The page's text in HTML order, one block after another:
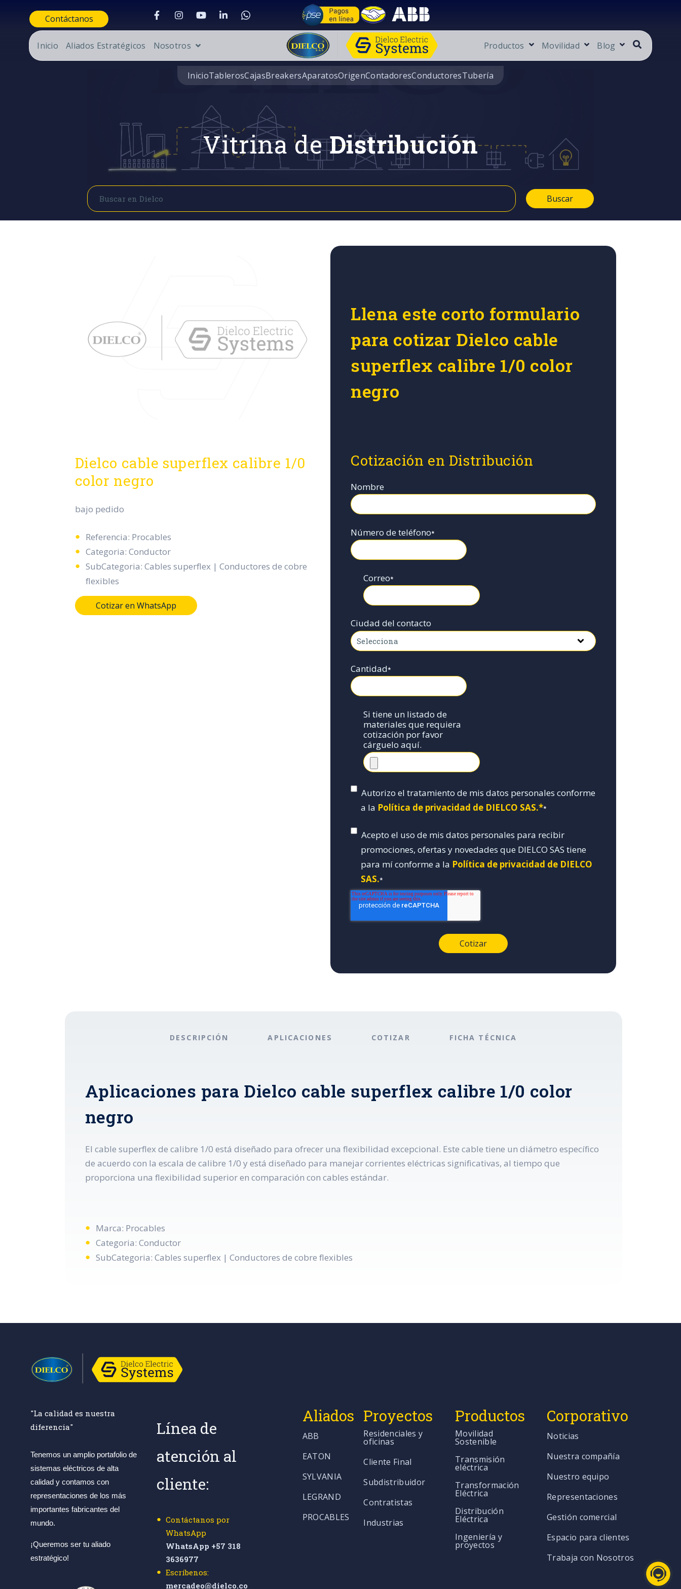
Contáctanos
Inicio Aliados Estratégicos Nosotros Productos Movilidad Blog
InicioTablerosCajasBreakersAparatosOrigenContadoresConductoresTubería
Vitrina deDistribución
Buscar
Buscar
Dielco cable superflex calibre 1/0
color negro
bajo pedido
Referencia: Procables
Categoria: Conductor
SubCategoria: Cables superflex | Conductores de cobre
flexibles
Cotizar en WhatsApp
Llena este corto formulario
para cotizar Dielco cable
superflex calibre 1/0 color
negro
Cotización en Distribución
Nombre
Número de teléfono*
Correo*
Ciudad del contacto
Cantidad*
Si tiene un listado de
materiales que requiera
cotización por favor
cárguelo aquí.
Autorizo el tratamiento de mis datos personales conforme
a la Política de privacidad de DIELCO SAS.**
Acepto el uso de mis datos personales para recibir
promociones, ofertas y novedades que DIELCO SAS tiene
para mí conforme a la Política de privacidad de DIELCO
SAS.*
DESCRIPCIÓN APLICACIONES COTIZAR FICHA TÉCNICA
Aplicaciones para Dielco cable superflex calibre 1/0 color
negro
El cable superflex de calibre 1/0 está diseñado para ofrecer una flexibilidad excepcional. Este cable tiene un diámetro específico
de acuerdo con la escala de calibre 1/0 y está diseñado para manejar corrientes eléctricas significativas, al tiempo que
proporciona una flexibilidad superior en comparación con cables estándar.
Marca: Procables
Categoria: Conductor
SubCategoria: Cables superflex | Conductores de cobre flexibles
"La calidad es nuestra
diferencia"
Tenemos un amplio portafolio de
sistemas eléctricos de alta
calidad y contamos con
representaciones de los más
importantes fabricantes del
mundo.
¡Queremos ser tu aliado
estratégico!
Línea de
atención al
cliente:
Contáctanos por
WhatsApp
WhatsApp +57 318
3636977
Escríbenos:
mercadeo@dielco.co
Aliados
ABB
EATON
SYLVANIA
LEGRAND
PROCABLES
Proyectos
Residenciales y
oficinas
Cliente Final
Subdistribuidor
Contratistas
Industrias
Productos
Movilidad
Sostenible
Transmisión
eléctrica
Transformación
Eléctrica
Distribución
Eléctrica
Ingeniería y
proyectos
Corporativo
Noticias
Nuestra compañía
Nuestro equipo
Representaciones
Gestión comercial
Espacio para clientes
Trabaja con Nosotros